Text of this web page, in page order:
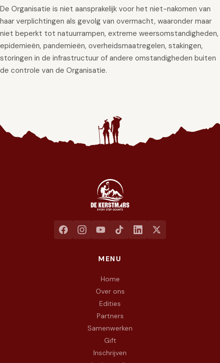
De Organisatie is niet aansprakelijk voor het niet-nakomen van
haar verplichtingen als gevolg van overmacht, waaronder maar
niet beperkt tot natuurrampen, extreme weersomstandigheden,
epidemieën, pandemieën, overheidsmaatregelen, stakingen,
storingen in de infrastructuur of andere omstandigheden buiten
de controle van de Organisatie.
Jaarlijkse liefdadigheidswandeling ten voordele van het
MENU
Home
Over ons
Edities
Partners
Samenwerken
Gift
Inschrijven